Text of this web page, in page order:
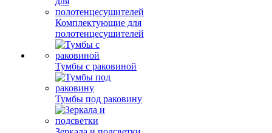
Комплектующие для
полотенцесушителей
Тумбы с раковиной
Тумбы под раковину